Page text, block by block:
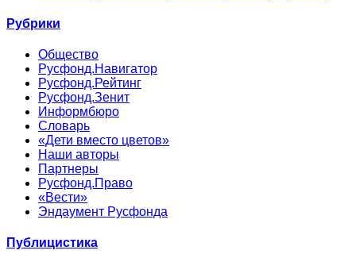
Рубрики
Общество
Русфонд.Навигатор
Русфонд.Рейтинг
Русфонд.Зенит
Информбюро
Словарь
«Дети вместо цветов»
Наши авторы
Партнеры
Русфонд.Право
«Вести»
Эндаумент Русфонда
Публицистика